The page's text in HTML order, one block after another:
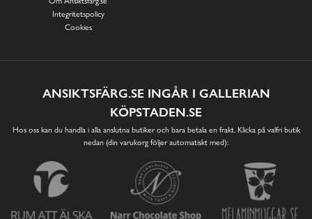
Integritetspolicy
Cookies
ANSIKTSFÄRG.SE INGÅR I GALLERIAN
KÖPSTADEN.SE
Hos oss kan du handla i alla anslutna butiker och bara betala en frakt. Klicka på valfri butik
nedan (din varukorg följer automatiskt med):